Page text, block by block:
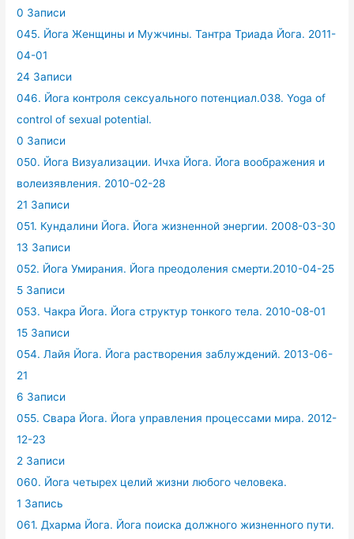
0 Записи
045. Йога Женщины и Мужчины. Тантра Триада Йога. 2011-
04-01
24 Записи
046. Йога контроля сексуального потенциал.038. Yoga of
control of sexual potential.
0 Записи
050. Йога Визуализации. Ичха Йога. Йога воображения и
волеизявления. 2010-02-28
21 Записи
051. Кундалини Йога. Йога жизненной энергии. 2008-03-30
13 Записи
052. Йога Умирания. Йога преодоления смерти.2010-04-25
5 Записи
053. Чакра Йога. Йога структур тонкого тела. 2010-08-01
15 Записи
054. Лайя Йога. Йога растворения заблуждений. 2013-06-
21
6 Записи
055. Свара Йога. Йога управления процессами мира. 2012-
12-23
2 Записи
060. Йога четырех целий жизни любого человека.
1 Запись
061. Дхарма Йога. Йога поиска должного жизненного пути.